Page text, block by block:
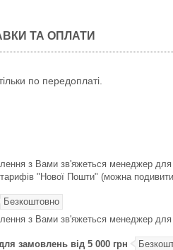
ТА ОПЛАТИ
по передоплаті.
з Вами зв'яжеться менеджер для
тарифів "Нової Пошти" (можна
Безкоштовно
з Вами зв'яжеться менеджер для
замовлень від 5 000 грн